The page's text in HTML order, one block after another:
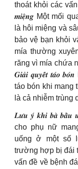
thoát khỏi các vấn
𝒎𝒊𝒆̣̂𝒏𝒈 Một mối
là hôi miệng và
bảo vệ bạn khỏi
mía thường
răng vì mía chứa
𝑮𝒊𝒂̉𝒊 𝒒𝒖𝒚𝒆̂́𝒕 𝒕𝒂́𝒐
táo bón khi mang
là cả nhiễm trùng
𝑳𝒖̛𝒖 𝒚́ 𝒌𝒉𝒊 𝒃𝒂̀ 𝒃𝒂̂̀𝒖
cho phụ nữ
uống ở một số
trường hợp bị đái
vấn đề về bệnh